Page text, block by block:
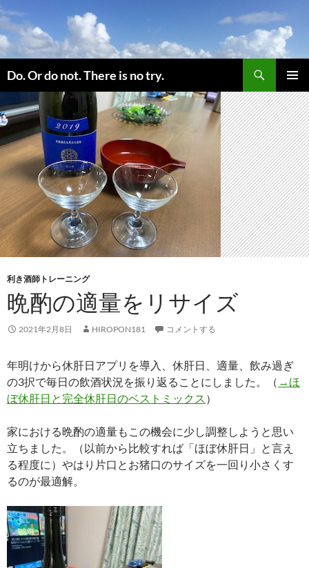
コ
ン
テ
ン
ツ
へ
ス
キ
ッ
プ
Do. Or do not. There is no try.
索
メインメ
ニュー
利き酒師トレーニング
晩酌の適量をリサイズ
2021年2月8日 HIROPON181 コメントする
年明けから休肝日アプリを導入、休肝日、適量、飲み過ぎ
の3択で毎日の飲酒状況を振り返ることにしました。（ →ほ
ぼ休肝日と完全休肝日のベストミックス ）
家における晩酌の適量もこの機会に少し調整しようと思い
立ちました。（以前から比較すれば「ほぼ休肝日」と言え
る程度に）やはり片口とお猪口のサイズを一回り小さくす
るのが最適解。